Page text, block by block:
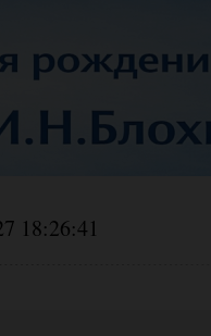
18:26:41